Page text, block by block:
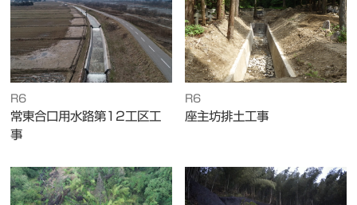
R6
常東合口用水路第12工区工
事
R6
座主坊排土工事